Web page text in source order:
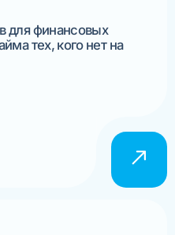
для финансовых
тех, кого нет на